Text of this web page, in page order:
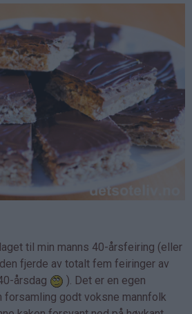
til min manns 40-årsfeiring (eller
fjerde av totalt fem feiringer av
årsdag
). Det er en egen
godt voksne mannfolk